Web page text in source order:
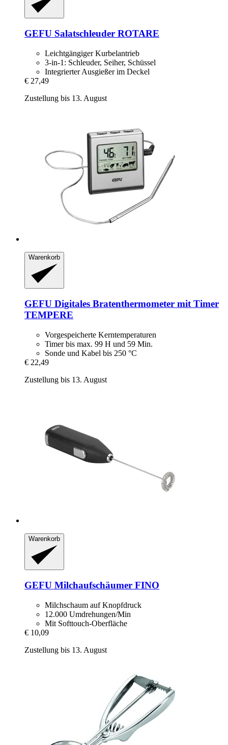
GEFU Salatschleuder ROTARE
Leichtgängiger Kurbelantrieb
3-in-1: Schleuder, Seiher, Schüssel
Integrierter Ausgießer im Deckel
€ 27,49
Zustellung bis 13. August
Warenkorb
GEFU Digitales Bratenthermometer mit Timer
TEMPERE
Vorgespeicherte Kerntemperaturen
Timer bis max. 99 H und 59 Min.
Sonde und Kabel bis 250 °C
€ 22,49
Zustellung bis 13. August
Warenkorb
GEFU Milchaufschäumer FINO
Milchschaum auf Knopfdruck
12.000 Umdrehungen/Min
Mit Softtouch-Oberfläche
€ 10,09
Zustellung bis 13. August